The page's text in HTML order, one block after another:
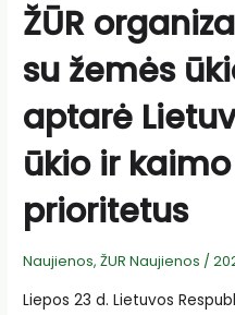
ŽŪR
su žemės
aptarė
ūkio ir
prioritetus
Naujienos,ŽUR Naujienos /
Liepos 23 d. Lietuvos